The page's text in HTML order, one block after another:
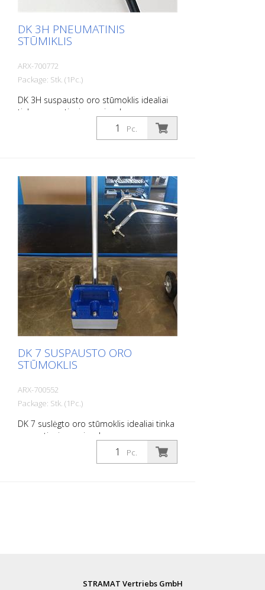
DK 3H PNEUMATINIS
STŪMIKLIS
ARX-700772
Package: Stk. (1Pc.)
DK 3H suspausto oro stūmoklis idealiai
tinka cementinei masei, nelygumams,
inkrustacijoms, apnašoms, dažams,
apnašoms ir rūdims nuvalyti, šiurkštinti ir
maks. Ryšys: G 3/8 colio
Pc.
DK 7 SUSPAUSTO ORO
STŪMOKLIS
ARX-700552
Package: Stk. (1Pc.)
DK 7 suslėgto oro stūmoklis idealiai tinka
cementinei masei, nelygumams,
inkrustacijoms, apnašoms, dažams,
nuosėdoms ir rūdims nuvalyti, šiurkštumui
Pc.
STRAMAT Vertriebs GmbH